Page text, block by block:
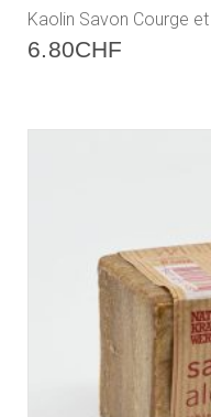
Kaolin Savon Courge
6.80CHF